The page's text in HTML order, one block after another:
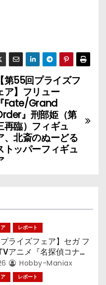
【第55回プライズフ
ア】フリュー
『Fate/Grand
』刑部姫（第
再臨）フィギュ
、北斎のぬーどる
トッパーフィギュ
レポート
ライズフェア】セガ フ
アニメ『名探偵コナ
メ『呪術廻戦』『〈物
ズ』「初音ミク」
Hobby-Maniax
レポート